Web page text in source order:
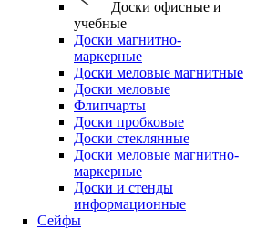
Доски офисные и
учебные
Доски магнитно-
маркерные
Доски меловые магнитные
Доски меловые
Флипчарты
Доски пробковые
Доски стеклянные
Доски меловые магнитно-
маркерные
Доски и стенды
информационные
Сейфы